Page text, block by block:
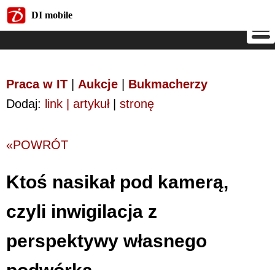
DI mobile
Praca w IT Aukcje
Bukmacherzy
Dodaj: link | artykuł| stronę
«POWRÓT
Ktoś nasikał pod kamerą,
czyli inwigilacja z
perspektywy własnego
DI mobile